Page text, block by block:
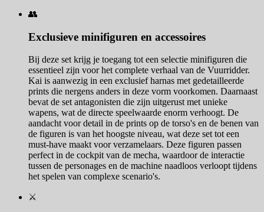
👥
Exclusieve minifiguren en accessoires
Bij deze set krijg je toegang tot een selectie minifiguren die
essentieel zijn voor het complete verhaal van de Vuurridder.
Kai is aanwezig in een exclusief harnas met gedetailleerde
prints die nergens anders in deze vorm voorkomen. Daarnaast
bevat de set antagonisten die zijn uitgerust met unieke
wapens, wat de directe speelwaarde enorm verhoogt. De
aandacht voor detail in de prints op de torso's en de benen van
de figuren is van het hoogste niveau, wat deze set tot een
must-have maakt voor verzamelaars. Deze figuren passen
perfect in de cockpit van de mecha, waardoor de interactie
tussen de personages en de machine naadloos verloopt tijdens
het spelen van complexe scenario's.
⚔️